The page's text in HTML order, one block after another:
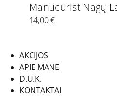
Manucurist Nagų
14,00€
AKCIJOS
APIE MANE
D.U.K.
KONTAKTAI